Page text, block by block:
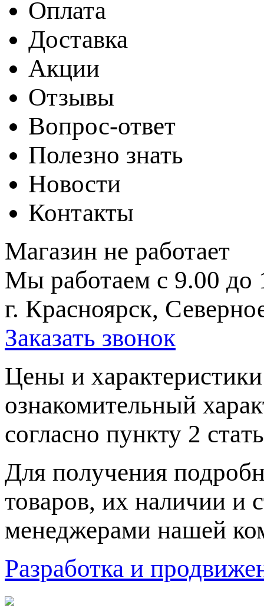
Оплата
Доставка
Акции
Отзывы
Вопрос-ответ
Полезно знать
Новости
Контакты
Магазин не работает
Мы работаем с 9.00 до
г. Красноярск,
Заказать звонок
Цeны и
ознакомительный
согласно пункту 2
Для пoлучения
товaров, их нaличии и
менеджерами нашей
Разработка и